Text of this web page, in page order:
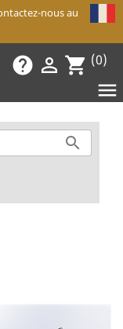
nous au
help  shopping_cart (0)

